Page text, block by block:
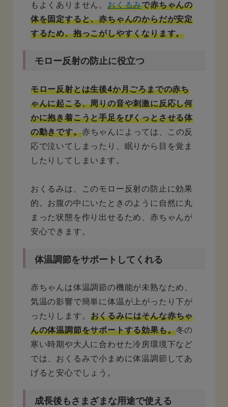
もよくありません。おくるみで赤ちゃんの
体を固定すると、赤ちゃんのからだが安定
するため、抱っこがしやすくなります。
モロー反射の防止に役立つ
モロー反射とは生後4か月ごろまでの赤ち
ゃんに起こる、周りの音や刺激に反応し何
かに抱き着こうと手足をぴくっとさせる体
の動きです。赤ちゃんによっては、この反
応で泣いてしまったり、眠りから目を覚ま
したりしてしまいます。
おくるみは、このモロー反射の防止に効果
的。お腹の中にいたときのように自然に丸
まった状態を作り出せるため、赤ちゃんが
安心できます。
体温調節をサポートしてくれる
赤ちゃんは体温調節の機能が未熟なため、
気温の影響で簡単に体温が上がったり下が
ったりします。 おくるみにはそんな赤ちゃ
んの体温調節をサポートする効果も。冬の
寒い時期や大人に合わせた冷房環境下など
では、おくるみで小まめに体温調節してあ
げると安心でしょう。
成長後もさまざまな用途で使える